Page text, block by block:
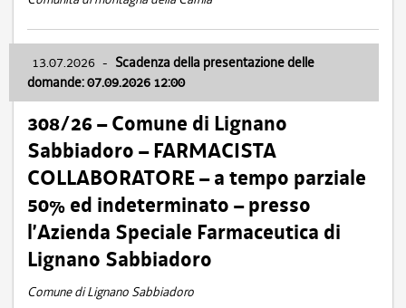
13.07.2026 - Scadenza della presentazione delle
domande: 07.09.2026 12:00
308/26 – Comune di Lignano
Sabbiadoro – FARMACISTA
COLLABORATORE – a tempo parziale
50% ed indeterminato – presso
l’Azienda Speciale Farmaceutica di
Lignano Sabbiadoro
Comune di Lignano Sabbiadoro